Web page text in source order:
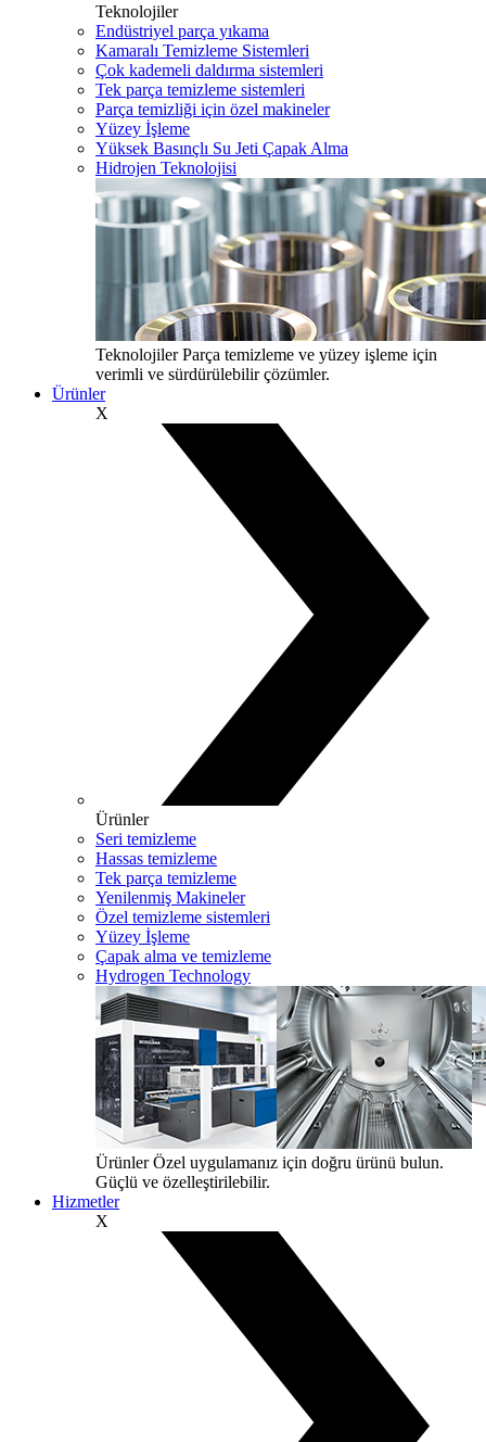
Teknolojiler
Endüstriyel parça yıkama
Kamaralı Temizleme Sistemleri
Çok kademeli daldırma sistemleri
Tek parça temizleme sistemleri
Parça temizliği için özel makineler
Yüzey İşleme
Yüksek Basınçlı Su Jeti Çapak Alma
Hidrojen Teknolojisi
TeknolojilerParça temizleme ve yüzey işleme için
verimli ve sürdürülebilir çözümler.
Ürünler
X
Ürünler
Seri temizleme
Hassas temizleme
Tek parça temizleme
Yenilenmiş Makineler
Özel temizleme sistemleri
Yüzey İşleme
Çapak alma ve temizleme
Hydrogen Technology
ÜrünlerÖzel uygulamanız için doğru ürünü bulun.
Güçlü ve özelleştirilebilir.
Hizmetler
X